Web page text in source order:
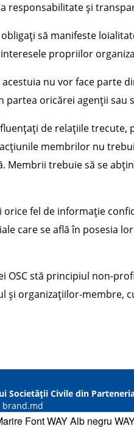
responsabilitate și
obligați să manifeste
interesele propriilor
nu vor face parte
partea oricărei agenții sau
de relațiile trecute,
membrilor nu
Membrii trebuie să se
fel de informație
care se află în posesia
OSC stă principiul non-
și organizațiilor-
Societății Civile din
Font WAYAlb negru